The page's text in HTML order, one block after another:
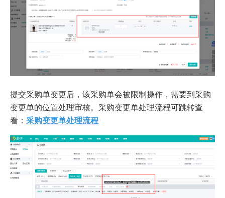
提交采购单变更后，该采购单会被限制操作，需要到采购
变更单的位置处理审核。采购变更单处理流程可跳转查
看： 采购变更单处理流程